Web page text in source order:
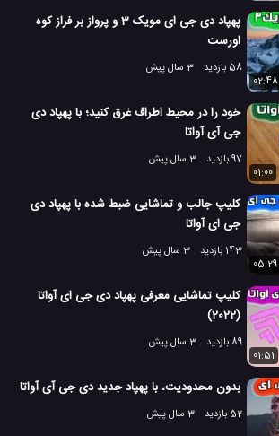
پهپاد دی جی ای مویک 3 و پرواز بر فراز کوه
اورست
58 بازدید
3 سال پیش
02:48
خود را در محیط اطراف غرق کنید؛ با پهپاد دی
جی آی آواتا
97 بازدید
3 سال پیش
01:00
کلیپ جالب و تماشایی ضبط شده با پهپاد دی
جی ای آواتا
143 بازدید
3 سال پیش
05:29
کلیپ تماشایی معرفی پهپاد دی جی ای آواتا
(2022)
89 بازدید
3 سال پیش
01:51
بدون محدودیت، با پهپاد جدید دی جی آی آواتا
52 بازدید 3 سال پیش